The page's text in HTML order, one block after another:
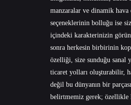
manzaralar ve dinamik
seçeneklerinin bolluğu ise
içindeki karakterinizin
sonra herkesin birbirinin
özelliği, size sunduğu sanal
ticaret yolları oluşturabilir,
değil bu dünyanın bir
belirtmemiz gerek; özellikle